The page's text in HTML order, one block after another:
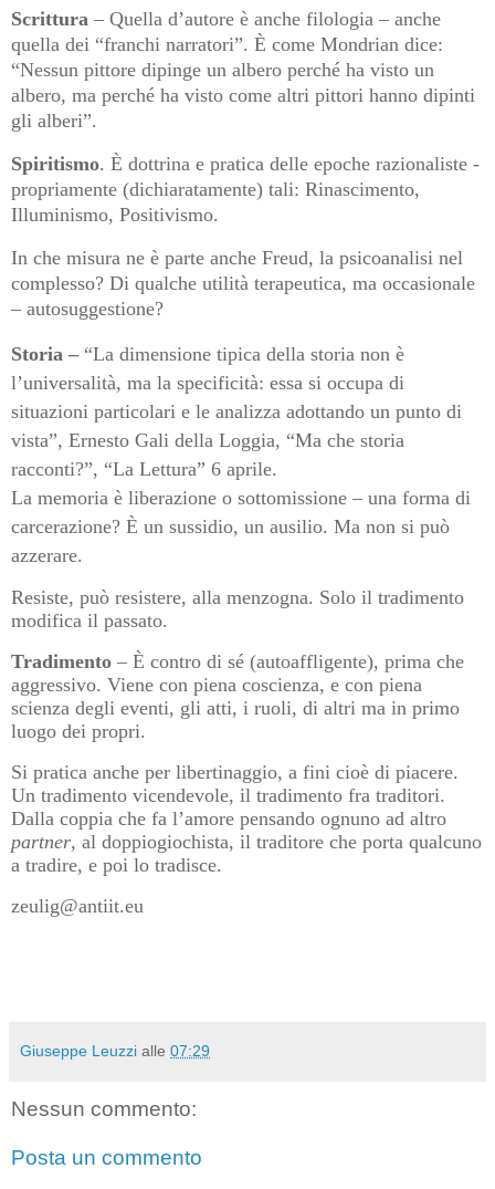
Scrittura – Quella d’autore è anche filologia – anche
quella dei “franchi narratori”. È come Mondrian dice:
“Nessun pittore dipinge un albero perché ha visto un
albero, ma perché ha visto come altri pittori hanno dipinti
gli alberi”.
Spiritismo. È dottrina e pratica delle epoche razionaliste -
propriamente (dichiaratamente) tali: Rinascimento,
Illuminismo, Positivismo.
In che misura ne è parte anche Freud, la psicoanalisi nel
complesso? Di qualche utilità terapeutica, ma occasionale
– autosuggestione?
Storia – “La dimensione tipica della storia non è
l’universalità, ma la specificità: essa si occupa di
situazioni particolari e le analizza adottando un punto di
vista”, Ernesto Gali della Loggia, “Ma che storia
racconti?”, “La Lettura” 6 aprile.
La memoria è liberazione o sottomissione – una forma di
carcerazione? È un sussidio, un ausilio. Ma non si può
azzerare.
Resiste, può resistere, alla menzogna. Solo il tradimento
modifica il passato.
Tradimento – È contro di sé (autoaffligente), prima che
aggressivo. Viene con piena coscienza, e con piena
scienza degli eventi, gli atti, i ruoli, di altri ma in primo
luogo dei propri.
Si pratica anche per libertinaggio, a fini cioè di piacere.
Un tradimento vicendevole, il tradimento fra traditori.
Dalla coppia che fa l’amore pensando ognuno ad altro
partner, al doppiogiochista, il traditore che porta qualcuno
a tradire, e poi lo tradisce.
zeulig@antiit.eu
Giuseppe Leuzzi alle 07:29
Nessun commento:
Posta un commento